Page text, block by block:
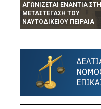
ΑΓΩΝΙΖΕΤΑΙ ΕΝΑΝΤΙΑ ΣΤΗ
ΜΕΤΑΣΤΕΓΑΣΗ ΤΟΥ
ΝΑΥΤΟΔΙΚΕΙΟΥ ΠΕΙΡΑΙΑ